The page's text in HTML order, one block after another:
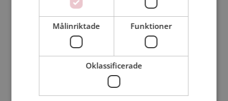
Jag är en: Man Kvinna
Min ålder:
Målinriktade Funktioner
Oklassificerade